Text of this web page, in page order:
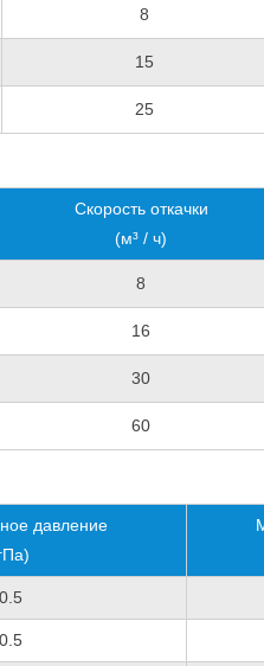
8
15
25
Скорость откачки
(м³ / ч)
8
16
30
60
давление
0.5
0.5